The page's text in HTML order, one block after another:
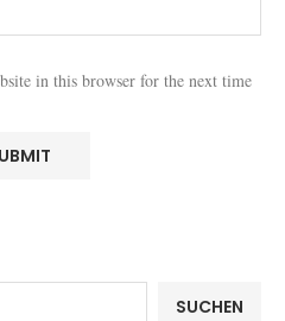
in this browser for the next time
SUCHEN